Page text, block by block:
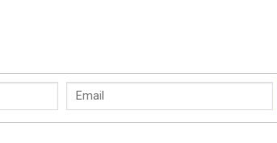
thép cứng cáp, ngoài ra lốp xe to và đầy đặn có
tăng độ bám đường.